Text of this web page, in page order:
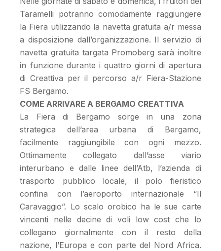
Taramelli potranno comodamente raggiungere
la Fiera utilizzando la navetta gratuita a/r messa
a disposizione dall’organizzazione. Il servizio di
navetta gratuita targata Promoberg sarà inoltre
in funzione durante i quattro giorni di apertura
di Creattiva per il percorso a/r Fiera-Stazione
FS Bergamo.
COME ARRIVARE A BERGAMO CREATTIVA
La Fiera di Bergamo sorge in una zona
strategica dell’area urbana di Bergamo,
facilmente raggiungibile con ogni mezzo.
Ottimamente collegato dall’asse viario
interurbano e dalle linee dell’Atb, l’azienda di
trasporto pubblico locale, il polo fieristico
confina con l’aeroporto internazionale “Il
Caravaggio”. Lo scalo orobico ha le sue carte
vincenti nelle decine di voli low cost che lo
collegano giornalmente con il resto della
nazione, l’Europa e con parte del Nord Africa.